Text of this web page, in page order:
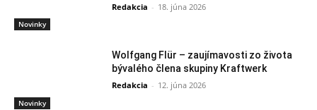
Novinky
Redakcia - 18. júna 2026
Novinky
Wolfgang Flür – zaujímavosti zo života
bývalého člena skupiny Kraftwerk
Redakcia - 12. júna 2026